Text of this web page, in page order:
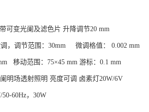
光阑及滤色片 升降调节20 mm
节范围：30mm 微调格值： 0.002 mm
移动范围：75×45 mm 游标：0.1 mm
透射照明 亮度可调 卤素灯20W/6V
，30W